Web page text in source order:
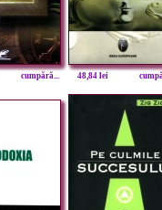
cumpără... 48,84 lei